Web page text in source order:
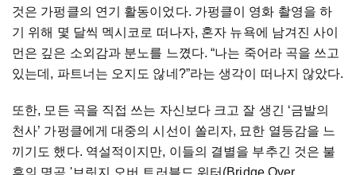
것은 가펑클의 연기 활동이었다. 가펑클이 영화 촬영을 하
기
위해 몇 달씩 멕시코로 떠나자, 혼자 뉴욕에 남겨진 사이
먼은 깊은 소외감과 분노를 느꼈다. “나는 죽어라 곡을 쓰고
있는데 , 파트너는 오지도 않네 ?”라는 생각이 떠나지 않았다.
또한, 모든 곡을 직접 쓰는 자신보다 크고 잘 생긴 ‘금발의
천사’ 가펑클에게 대중의 시선이 쏠리자, 묘한 열등감을 느
끼기도 했다. 역설적이지만, 이들의 결별을 부추긴 것은 불